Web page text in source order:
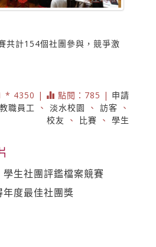
共計154個社團參與，競爭激
* 4350 | 點閱：785 | 申請
教職員工 、 淡水校園 、 訪客 、
校友
、 比賽 、 學生
學生社團評鑑檔案競賽
年度最佳社團獎